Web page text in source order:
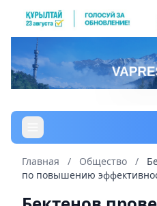
Главная / Общество /
по повышению